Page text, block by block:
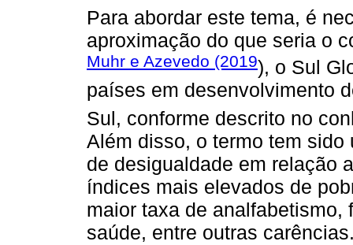
Para abordar este tema, é
aproximação do que seria o
Muhr e Azevedo (2019), o Sul
países em desenvolvimento
Sul, conforme descrito no
Além disso, o termo tem
de desigualdade em relação
índices mais elevados de
maior taxa de
saúde, entre outras